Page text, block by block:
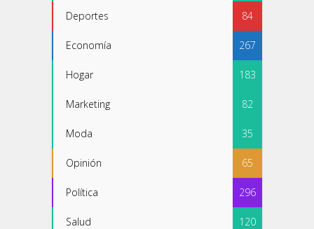
Deportes 84
Economía 267
Hogar 183
Marketing 82
Moda 35
Opinión 65
Política 296
Salud 120